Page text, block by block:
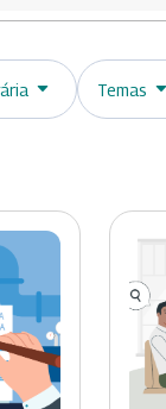
Temas